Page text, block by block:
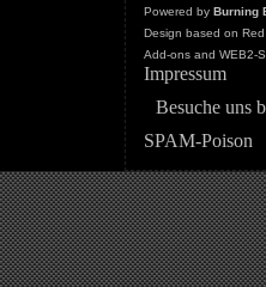
Powered by Burning
Design based on
Add-ons and WEB2-
Impressum
Besuche uns
SPAM-Poison